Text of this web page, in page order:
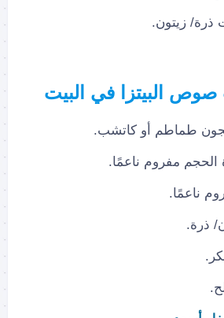
صوص البيتزا في البيت
ناعمًا.
ذرة.